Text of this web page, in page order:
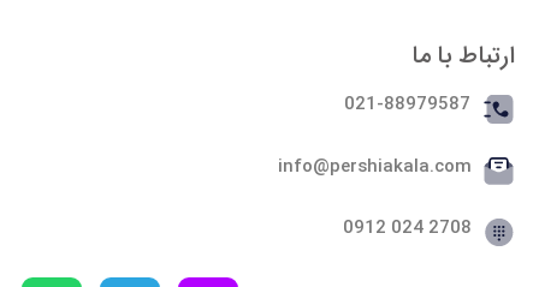
ارتباط با ما
021-88979587
info@pershiakala.com
2708 024 0912